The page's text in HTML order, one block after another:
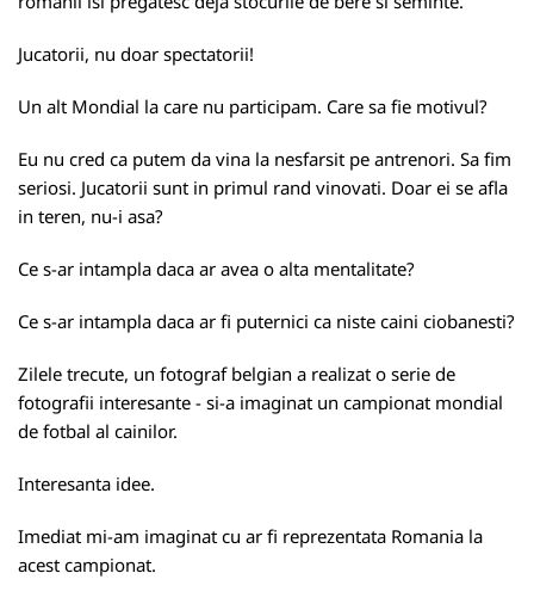
Jucatorii, nu doar spectatorii!
Un alt Mondial la care nu participam. Care sa fie motivul?
Eu nu cred ca putem da vina la nesfarsit pe antrenori. Sa fim
seriosi. Jucatorii sunt in primul rand vinovati. Doar ei se afla
in teren, nu-i asa?
Ce s-ar intampla daca ar avea o alta mentalitate?
Ce s-ar intampla daca ar fi puternici ca niste caini ciobanesti?
Zilele trecute, un fotograf belgian a realizat o serie de
fotografii interesante - si-a imaginat un campionat mondial
de fotbal al cainilor.
Interesanta idee.
Imediat mi-am imaginat cu ar fi reprezentata Romania la
acest campionat.